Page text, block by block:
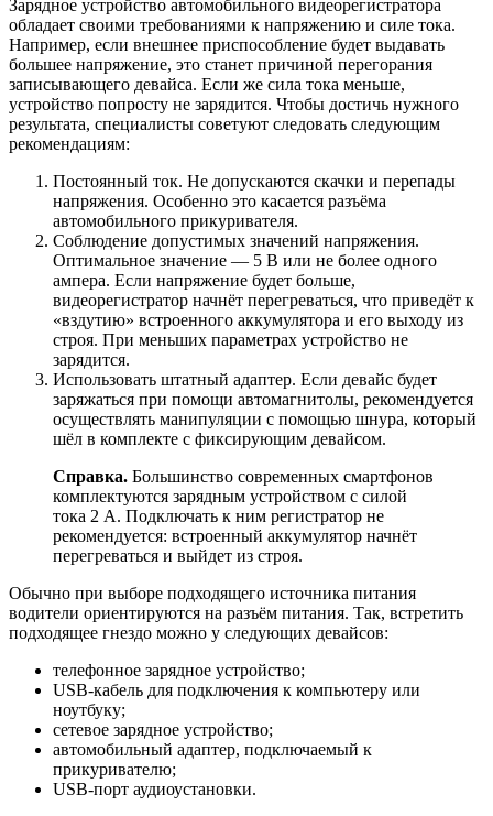
Зарядное устройство автомобильного видеорегистратора
обладает своими требованиями к напряжению и силе тока.
Например, если внешнее приспособление будет выдавать
большее напряжение, это станет причиной перегорания
записывающего девайса. Если же сила тока меньше,
устройство попросту не зарядится. Чтобы достичь нужного
результата, специалисты советуют следовать следующим
рекомендациям:
Постоянный ток. Не допускаются скачки и перепады
напряжения. Особенно это касается разъёма
автомобильного прикуривателя.
Соблюдение допустимых значений напряжения.
Оптимальное значение — 5 В или не более одного
ампера. Если напряжение будет больше,
видеорегистратор начнёт перегреваться, что приведёт к
«вздутию» встроенного аккумулятора и его выходу из
строя. При меньших параметрах устройство не
зарядится.
Использовать штатный адаптер. Если девайс будет
заряжаться при помощи автомагнитолы, рекомендуется
осуществлять манипуляции с помощью шнура, который
шёл в комплекте с фиксирующим девайсом.
Справка. Большинство современных смартфонов
комплектуются зарядным устройством с силой
тока 2 А. Подключать к ним регистратор не
рекомендуется: встроенный аккумулятор начнёт
перегреваться и выйдет из строя.
Обычно при выборе подходящего источника питания
водители ориентируются на разъём питания. Так, встретить
подходящее гнездо можно у следующих девайсов:
телефонное зарядное устройство;
USB-кабель для подключения к компьютеру или
ноутбуку;
сетевое зарядное устройство;
автомобильный адаптер, подключаемый к
прикуривателю;
USB-порт аудиоустановки.